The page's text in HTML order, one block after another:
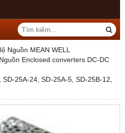
Nguồn MEAN WELL
Enclosed converters DC-DC
25A-24, SD-25A-5, SD-25B-12,